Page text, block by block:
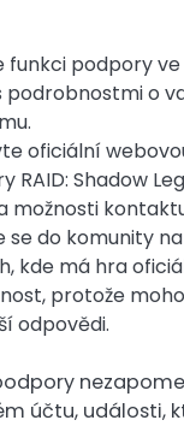
funkci podpory
podrobnostmi o
oficiální
RAID: Shadow
možnosti
se do komunity
kde má hra
protože
odpovědi.
účtu, události,